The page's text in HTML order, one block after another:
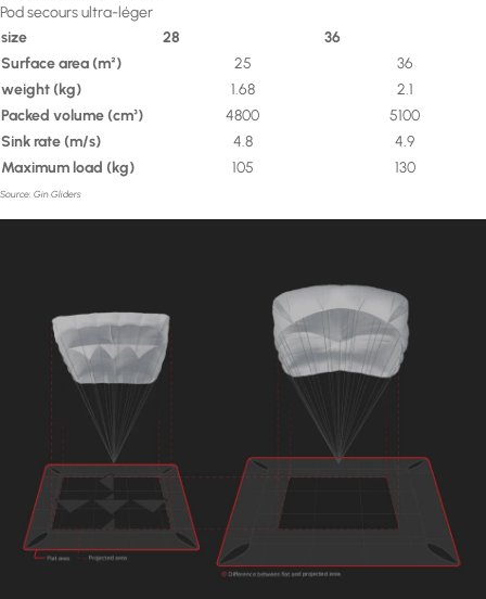
Pod secours ultra-léger
size
28
36
Surface area (m²) 25
36
weight (kg) 1.68
2.1
Packed volume (cm³) 4800
5100
Sink rate (m/s) 4.8
4.9
Maximum load (kg) 105 130
Source: Gin Gliders